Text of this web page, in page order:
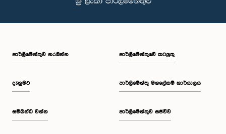
පාර්ලි‌මේන්තුව නරඹන්න
දැනුමට
සම්බන්ධ වන්න
පාර්ලිමේන්තුවේ කටයුතු
පාර්ලිමේන්තු මහලේකම් කාර්යාලය
පාර්ලිමේන්තුව සජීවීව